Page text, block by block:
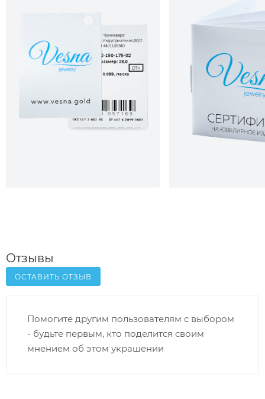
Отзывы
ОСТАВИТЬ ОТЗЫВ
Помогите другим пользователям с выбором
- будьте первым, кто поделится своим
мнением об этом украшении